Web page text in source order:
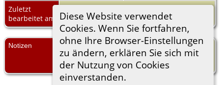
Diese Website verwendet
Cookies. Wenn Sie fortfahren,
ohne Ihre Browser-Einstellungen
zu ändern, erklären Sie sich mit
der Nutzung von Cookies
einverstanden.
Zuletzt
bearbeitet am
Notizen
Mit dieser Bemerkung ist mindestens eine
lebende Person verknüpft - Details werden
aus Datenschutzgründen nicht angezeigt.